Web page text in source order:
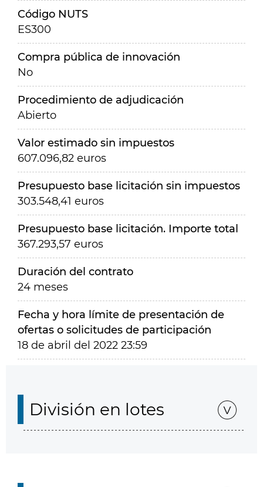
Código NUTS
ES300
Compra pública de innovación
No
Procedimiento de adjudicación
Abierto
Valor estimado sin impuestos
607.096,82 euros
Presupuesto base licitación sin impuestos
303.548,41 euros
Presupuesto base licitación. Importe total
367.293,57 euros
Duración del contrato
24 meses
Fecha y hora límite de presentación de
ofertas o solicitudes de participación
18 de abril del 2022 23:59
División en lotes